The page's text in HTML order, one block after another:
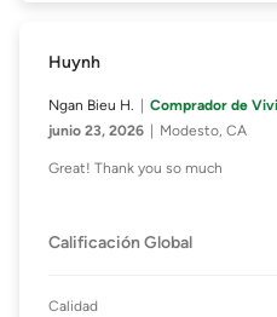
Huynh
Ngan Bieu H.
Comprador de
junio 23, 2026
Modesto, CA
Great! Thank you so much
Calificación Global
Calidad